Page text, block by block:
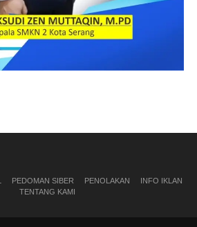
PEDOMAN SIBER PENOLAKAN
INFO IKLAN
TENTANG KAMI